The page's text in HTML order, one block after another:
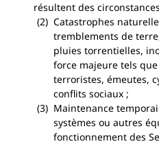
résultent des
Catastrophes
tremblements de
pluies torrentielles,
force majeure tels
terroristes, émeutes,
conflits sociaux ;
Maintenance
systèmes ou autres
fonctionnement des